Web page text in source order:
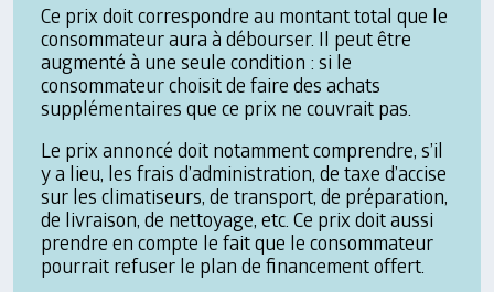
Ce prix doit correspondre au montant total que le
consommateur aura à débourser. Il peut être
augmenté à une seule condition : si le
consommateur choisit de faire des achats
supplémentaires que ce prix ne couvrait pas.
Le prix annoncé doit notamment comprendre, s’il
y a lieu, les frais d’administration, de taxe d’accise
sur les climatiseurs, de transport, de préparation,
de livraison, de nettoyage, etc. Ce prix doit aussi
prendre en compte le fait que le consommateur
pourrait refuser le plan de financement offert.